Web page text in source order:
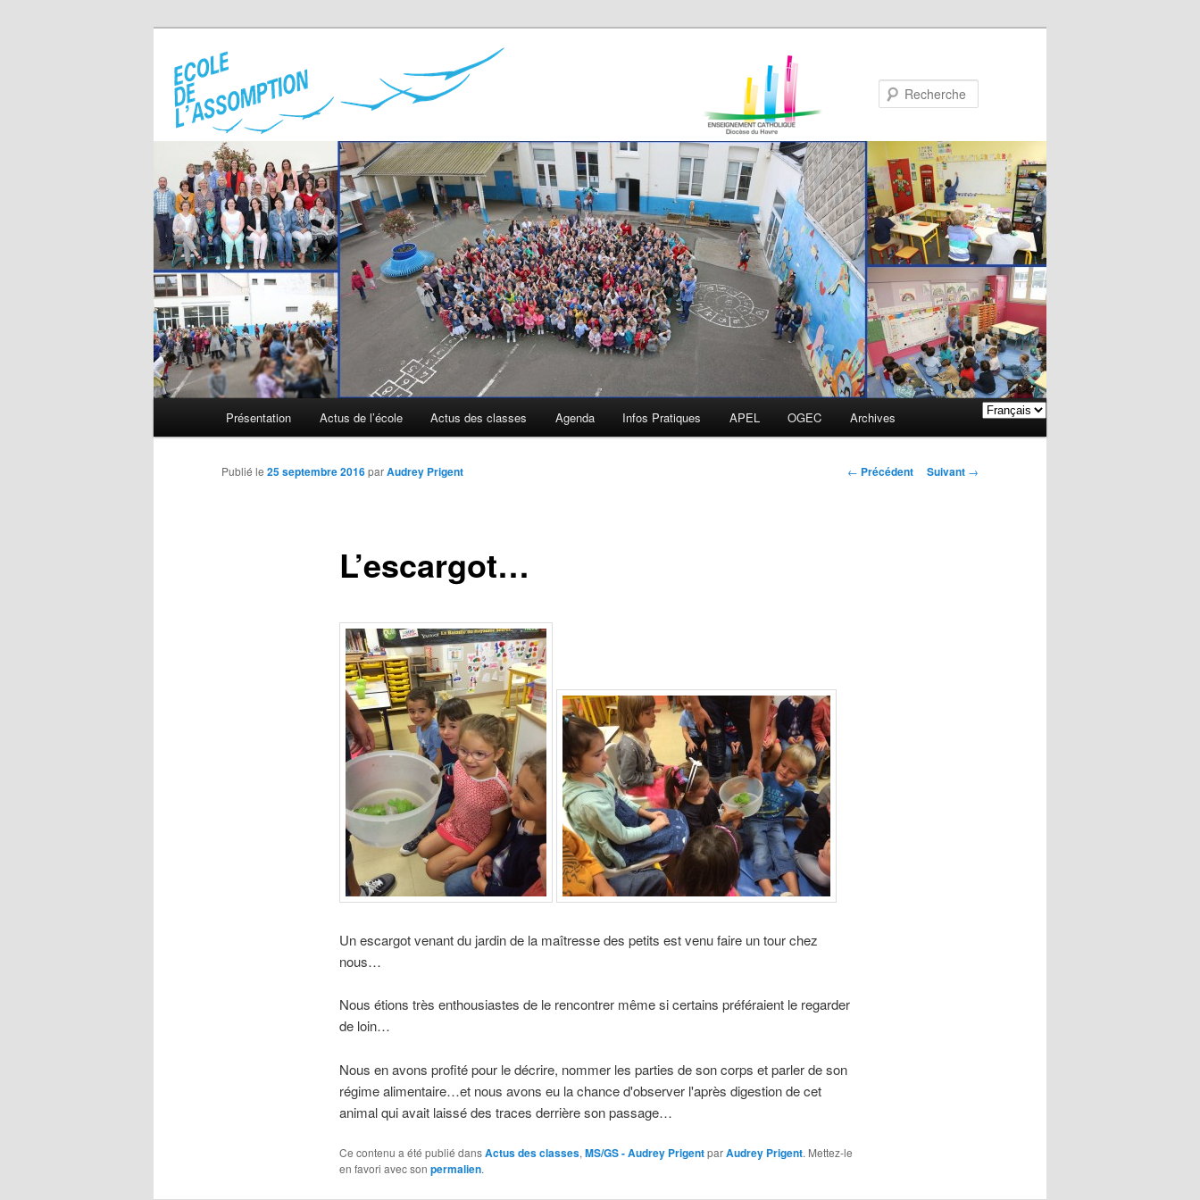
Aller au contenu principal
Aller au contenu secondaire
Présentation Actus de l’école Actus des classes Agenda Infos Pratiques APEL OGEC Archives
Navigation des
← Précédent Suivant →
L’escargot…
Publié le 25 septembre 2016parAudrey Prigent
Un escargot venant du jardin de la maîtresse des petits est venu faire un tour chez
nous…
Nous étions très enthousiastes de le rencontrer même si certains préféraient le regarder
de loin…
Nous en avons profité pour le décrire, nommer les parties de son corps et parler de son
régime alimentaire…et nous avons eu la chance d'observer l'après digestion de cet
animal qui avait laissé des traces derrière son passage…
Ce contenu a été publié dansActus des classes, MS/GS - Audrey PrigentparAudrey Prigent. Mettez-le
en favori avec son permalien.